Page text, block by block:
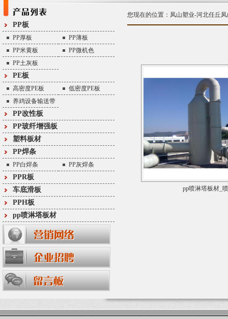
PP板
PP厚板
PP薄板
PP米黄板
PP微机色
PP土灰板
PE板
高密度PE板
低密度PE板
养鸡设备输送带
PP改性板
PP玻纤增强板
塑料板材
PP焊条
PP白焊条 PP灰焊条
PPR板
车底滑板
PPH板
pp喷淋塔板材
您现在的位置： 凤山塑业-河北任丘
pp喷淋塔板材_